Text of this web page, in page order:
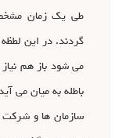
طی یک زمان مشخص
گردند. در این لطظه
می شود باز هم
باطله به میان می
سازمان ها و شرکت